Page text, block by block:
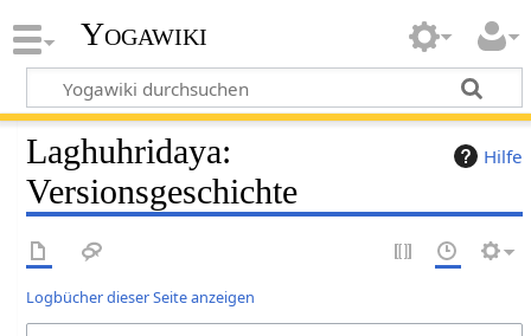
Yogawiki
Hilfe
Laghuhridaya:
Versionsgeschichte
Logbücher dieser Seite anzeigen